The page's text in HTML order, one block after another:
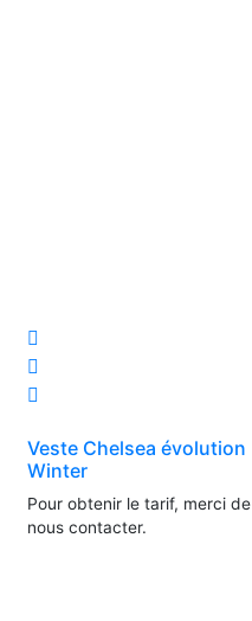
Veste Chelsea évolution
Winter
Pour obtenir le tarif, merci de
nous contacter.